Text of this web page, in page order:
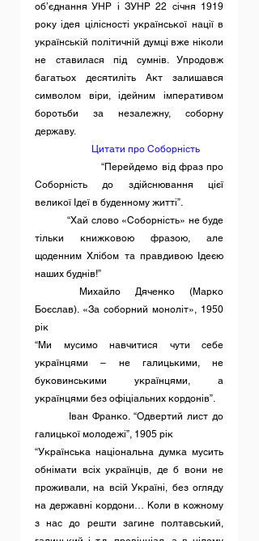
об’єднання УНР і ЗУНР 22 січня 1919
року ідея цілісності української нації в
українській політичній думці вже ніколи
не ставилася під сумнів. Упродовж
багатьох десятиліть Акт залишався
символом віри, ідейним імперативом
боротьби за незалежну, соборну
державу.
Цитати про Соборність
		“Перейдемо від фраз про
Соборність до здійснювання цієї
великої Ідеї в буденному житті”.
	“Хай слово «Соборність» не буде
тільки книжковою фразою, але
щоденним Хлібом та правдивою Ідеєю
наших буднів!”
Боєслав). «За соборний моноліт», 1950
рік
“Ми мусимо навчитися чути себе
українцями – не галицькими, не
буковинськими українцями, а
українцями без офіціальних кордонів”.
галицької молодежі”, 1905 рік
“Українська національна думка мусить
обнімати всіх українців, де б вони не
проживали, на всій Україні, без огляду
на державні кордони… Коли в кожному
з нас до решти загине полтавський,